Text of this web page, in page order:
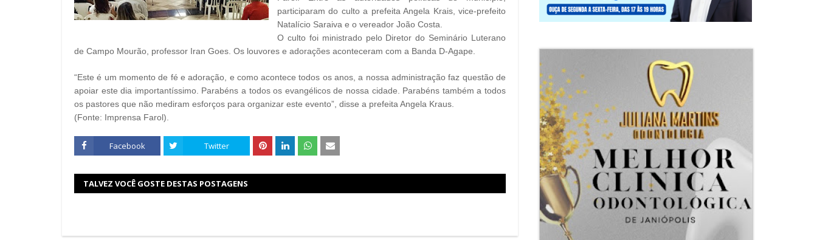
participaram do culto a prefeita Angela Krais, vice-prefeito
Natalício Saraiva e o vereador João Costa.
O culto foi ministrado pelo Diretor do Seminário Luterano
de Campo Mourão, professor Iran Goes. Os louvores e adorações aconteceram com a Banda D-Agape.
“Este é um momento de fé e adoração, e como acontece todos os anos, a nossa administração faz questão de
apoiar este dia importantíssimo. Parabéns a todos os evangélicos de nossa cidade. Parabéns também a todos
os pastores que não mediram esforços para organizar este evento”, disse a prefeita Angela Kraus.
(Fonte: Imprensa Farol).
Facebook Twitter
TALVEZ VOCÊ GOSTE DESTAS POSTAGENS